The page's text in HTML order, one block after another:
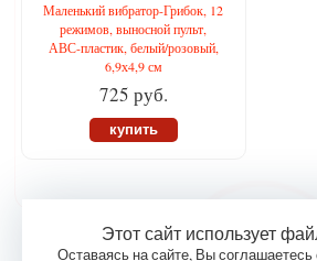
Маленький вибратор-Грибок, 12
режимов, выносной пульт,
АВС-пластик, белый/розовый,
6,9х4,9 см
725 руб.
купить
Этот сайт использует
Оставаясь на сайте, Вы соглашаетесь